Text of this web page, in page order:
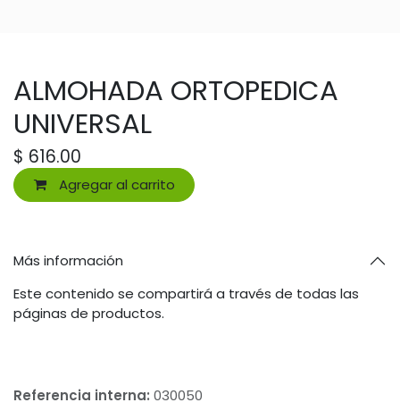
ALMOHADA ORTOPEDICA
UNIVERSAL
$ 616.00
Agregar al carrito
Más información
Este contenido se compartirá a través de todas las
páginas de productos.
Referencia interna: 030050